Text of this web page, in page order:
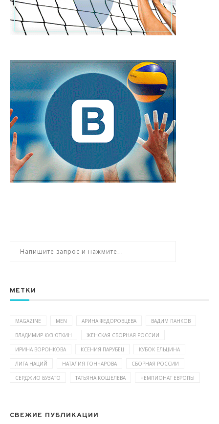
МЕТКИ
MAGAZINE MEN АРИНА ФЕДОРОВЦЕВА ВАДИМ ПАНКОВ
ВЛАДИМИР КУЗЮТКИН ЖЕНСКАЯ СБОРНАЯ РОССИИ
ИРИНА ВОРОНКОВА КСЕНИЯ ПАРУБЕЦ КУБОК ЕЛЬЦИНА
ЛИГА НАЦИЙ НАТАЛИЯ ГОНЧАРОВА СБОРНАЯ РОССИИ
СЕРДЖИО БУЗАТО ТАТЬЯНА КОШЕЛЕВА ЧЕМПИОНАТ ЕВРОПЫ
СВЕЖИЕ ПУБЛИКАЦИИ